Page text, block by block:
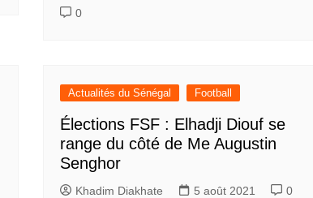
0
Actualités du Sénégal Football
Élections FSF : Elhadji Diouf se
range du côté de Me Augustin
Senghor
Khadim Diakhate 5 août 2021 0